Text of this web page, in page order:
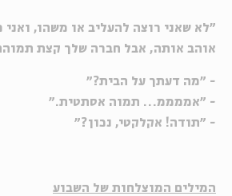
"לא שאני רוצה להעליב או משהו,
אוהב אותה, אבל חברה שלך קצת
- "מה דעתך על הבית?"
- "אממממ… תמוה אסתטית."
- "תודה! אקלקטי, נכון?"
המילים המוצלחות של השבוע